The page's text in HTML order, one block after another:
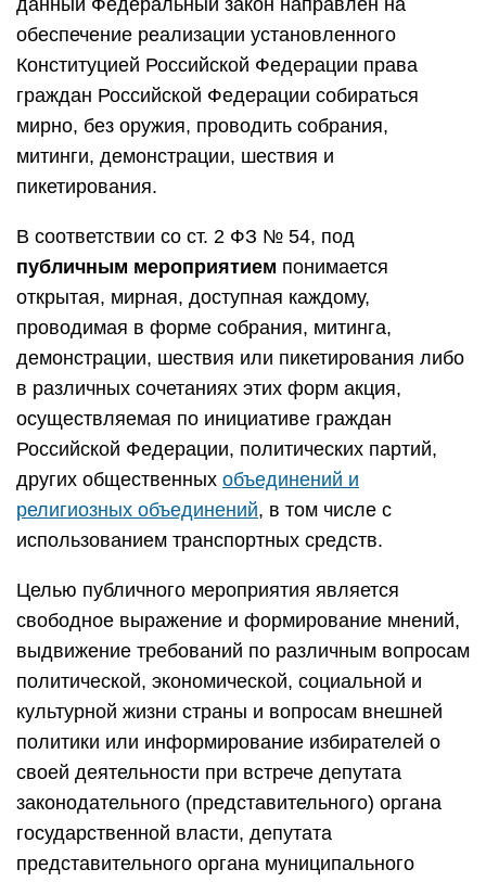
данный Федеральный закон направлен на
обеспечение реализации установленного
Конституцией Российской Федерации права
граждан Российской Федерации собираться
мирно, без оружия, проводить собрания,
митинги, демонстрации, шествия и
пикетирования.
В соответствии со ст. 2 ФЗ № 54, под
публичным мероприятием понимается
открытая, мирная, доступная каждому,
проводимая в форме собрания, митинга,
демонстрации, шествия или пикетирования либо
в различных сочетаниях этих форм акция,
осуществляемая по инициативе граждан
Российской Федерации, политических партий,
других общественных объединений и
религиозных объединений, в том числе с
использованием транспортных средств.
Целью публичного мероприятия является
свободное выражение и формирование мнений,
выдвижение требований по различным вопросам
политической, экономической, социальной и
культурной жизни страны и вопросам внешней
политики или информирование избирателей о
своей деятельности при встрече депутата
законодательного (представительного) органа
государственной власти, депутата
представительного органа муниципального